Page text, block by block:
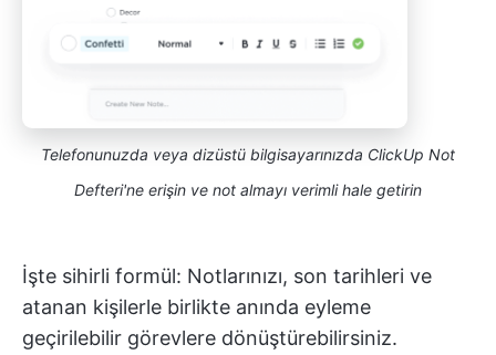
Telefonunuzda veya dizüstü bilgisayarınızda ClickUp Not
Defteri'ne erişin ve not almayı verimli hale getirin
İşte sihirli formül: Notlarınızı, son tarihleri ve
atanan kişilerle birlikte anında eyleme
geçirilebilir görevlere dönüştürebilirsiniz.